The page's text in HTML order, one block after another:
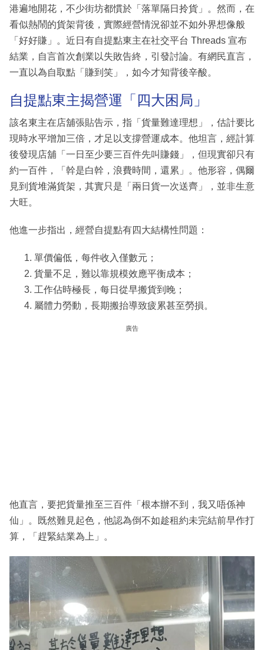
港遍地開花，不少街坊都慣於「落單隔日拎貨」。然而，在
看似熱鬧的貨架背後，實際經營情況卻並不如外界想像般
「好好賺」。近日有自提點東主在社交平台 Threads 宣布
結業，自言首次創業以失敗告終，引發討論。有網民直言，
一直以為自取點「賺到笑」，如今才知背後辛酸。
自提點東主揭營運「四大困局」
該名東主在店舖張貼告示，指「貨量難達理想」，估計要比
現時水平增加三倍，才足以支撐營運成本。他坦言，經計算
後發現店舖「一日至少要三百件先叫賺錢」，但現實卻只有
約一百件，「幹是白幹，浪費時間，還累」。他形容，偶爾
見到貨堆滿貨架，其實只是「兩日貨一次送齊」，並非生意
大旺。
他進一步指出，經營自提點有四大結構性問題：
單價偏低，每件收入僅數元；
貨量不足，難以靠規模效應平衡成本；
工作佔時極長，每日從早搬貨到晚；
屬體力勞動，長期搬抬導致疲累甚至勞損。
廣告
他直言，要把貨量推至三百件「根本辦不到，我又唔係神
仙」。既然難見起色，他認為倒不如趁租約未完結前早作打
算，「趕緊結業為上」。